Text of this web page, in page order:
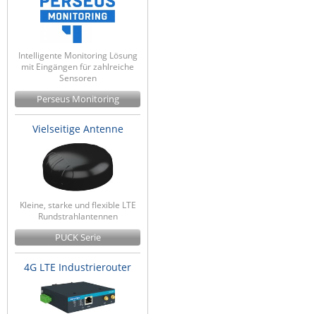
Intelligente Monitoring Lösung
mit Eingängen für zahlreiche
Sensoren
Perseus Monitoring
Vielseitige Antenne
Kleine, starke und flexible LTE
Rundstrahlantennen
PUCK Serie
4G LTE Industrierouter